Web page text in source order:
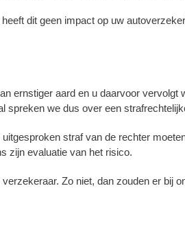
dit geen impact op uw
ernstiger aard en u daarvoor vervolgt
spreken we dus over een
straf van de rechter
zijn evaluatie van het risico.
Zo niet, dan zouden er bij